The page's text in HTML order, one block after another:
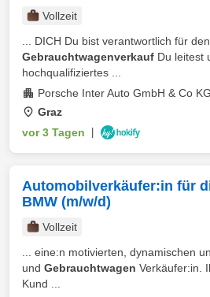
Vollzeit
... DICH Du bist verantwortlich für
Gebrauchtwagenverkauf Du leitest
hochqualifiziertes ...
Porsche Inter Auto GmbH & Co KG
Graz
vor 3 Tagen
Automobilverkäufer:in für
BMW (m/w/d)
Vollzeit
... eine:n motivierten, dynamischen
und Gebrauchtwagen Verkäufer:in.
Kund ...